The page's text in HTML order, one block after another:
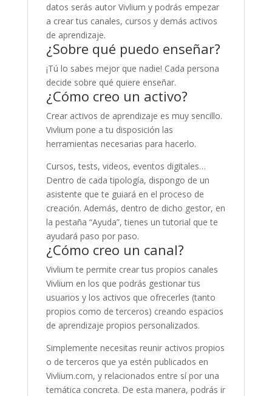
datos serás autor Vivlium y podrás empezar
a crear tus canales, cursos y demás activos
de aprendizaje.
¿Sobre qué puedo enseñar?
¡Tú lo sabes mejor que nadie! Cada persona
decide sobre qué quiere enseñar.
¿Cómo creo un activo?
Crear activos de aprendizaje es muy sencillo.
Vivlium pone a tu disposición las
herramientas necesarias para hacerlo.
Cursos, tests, videos, eventos digitales…
Dentro de cada tipología, dispongo de un
asistente que te guiará en el proceso de
creación. Además, dentro de dicho gestor, en
la pestaña “Ayuda”, tienes un tutorial que te
ayudará paso por paso.
¿Cómo creo un canal?
Vivlium te permite crear tus propios canales
Vivlium en los que podrás gestionar tus
usuarios y los activos que ofrecerles (tanto
propios como de terceros) creando espacios
de aprendizaje propios personalizados.
Simplemente necesitas reunir activos propios
o de terceros que ya estén publicados en
Vivlium.com, y relacionados entre sí por una
temática concreta. De esta manera, podrás ir